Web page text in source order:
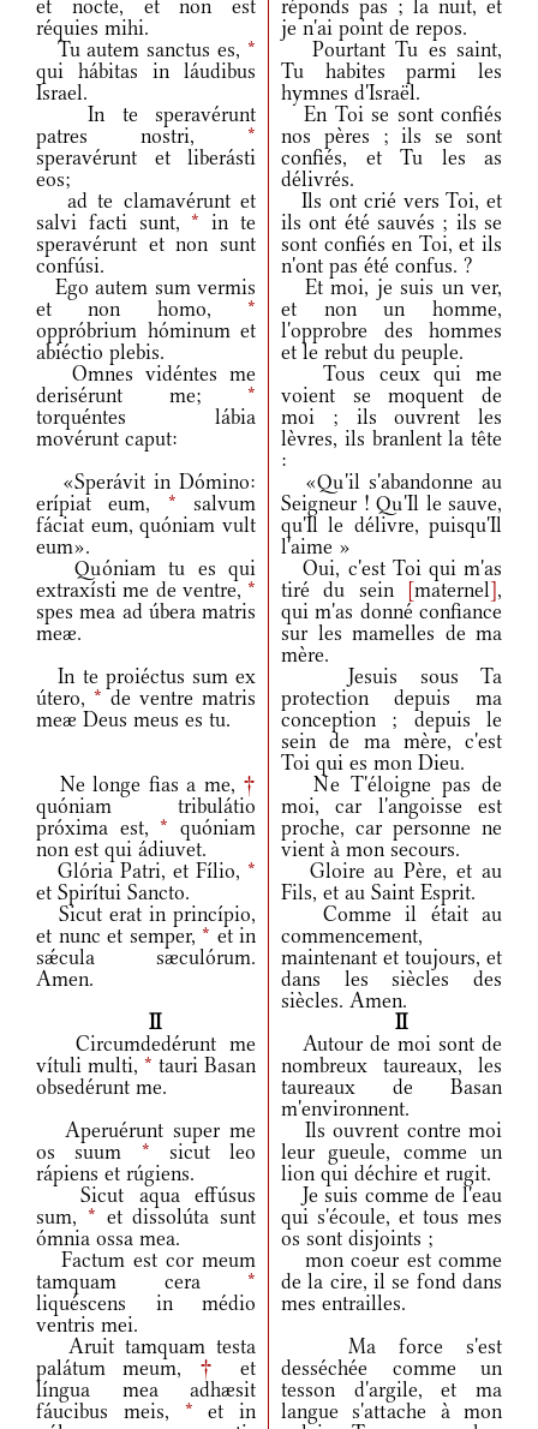
et nocte, et non est
réquies mihi.
réponds pas ; la nuit, et
je n'ai point de repos.
Tu autem sanctus es, *
qui hábitas in láudibus
Israel.
Pourtant Tu es saint,
Tu habites parmi les
hymnes d'Israël.
In te speravérunt
patres nostri, *
speravérunt et liberásti
eos;
En Toi se sont confiés
nos pères ; ils se sont
confiés, et Tu les as
délivrés.
ad te clamavérunt et
salvi facti sunt,* in te
speravérunt et non sunt
confúsi.
Ils ont crié vers Toi, et
ils ont été sauvés ; ils se
sont confiés en Toi, et ils
n'ont pas été confus. ?
Ego autem sum vermis
et non homo, *
oppróbrium hóminum et
abiéctio plebis.
Et moi, je suis un ver,
et non un homme,
l'opprobre des hommes
et le rebut du peuple.
Omnes vidéntes me
derisérunt me; *
torquéntes lábia
movérunt caput:
Tous ceux qui me
voient se moquent de
moi ; ils ouvrent les
lèvres, ils branlent la tête
:
«Sperávit in Dómino:
erípiat eum, * salvum
fáciat eum, quóniam vult
eum».
«Qu'il s'abandonne au
Seigneur ! Qu'Il le sauve,
qu'Il le délivre, puisqu'Il
l'aime »
Quóniam tu es qui
extraxísti me de ventre, *
spes mea ad úbera matris
meæ.
Oui, c'est Toi qui m'as
tiré du sein
[maternel],
qui m'as donné confiance
sur les mamelles de ma
mère.
In te proiéctus sum ex
útero, * de ventre matris
meæ Deus meus es tu.
Jesuis sous Ta
protection depuis ma
conception ; depuis le
sein de ma mère, c'est
Toi qui es mon Dieu.
Ne longe fias a me, †
quóniam tribulátio
próxima est,* quóniam
non est qui ádiuvet.
Ne T'éloigne pas de
moi, car l'angoisse est
proche, car personne ne
vient à mon secours.
Glória Patri, et Fílio, *
et Spirítui Sancto.
Gloire au Père, et au
Fils, et au Saint Esprit.
Sicut erat in princípio,
et nunc et semper, * et in
sǽcula sæculórum.
Amen.
Comme il était au
commencement,
maintenant et toujours, et
dans les siècles des
siècles. Amen.
II
II
Circumdedérunt me
vítuli multi, * tauri Basan
obsedérunt me.
Autour de moi sont de
nombreux taureaux, les
taureaux de Basan
m'environnent.
Aperuérunt super me
os suum * sicut leo
rápiens et rúgiens.
Ils ouvrent contre moi
leur gueule, comme un
lion qui déchire et rugit.
Sicut aqua effúsus
sum, * et dissolúta sunt
ómnia ossa mea.
Je suis comme de l'eau
qui s'écoule, et tous mes
os sont disjoints ;
Factum est cor meum
tamquam cera *
liquéscens in médio
ventris mei.
mon coeur est comme
de la cire, il se fond dans
mes entrailles.
Aruit tamquam testa
palátum meum, †
et
língua mea adhæsit
fáucibus meis, * et in
Ma force s'est
desséchée comme un
tesson d'argile, et ma
langue s'attache à mon